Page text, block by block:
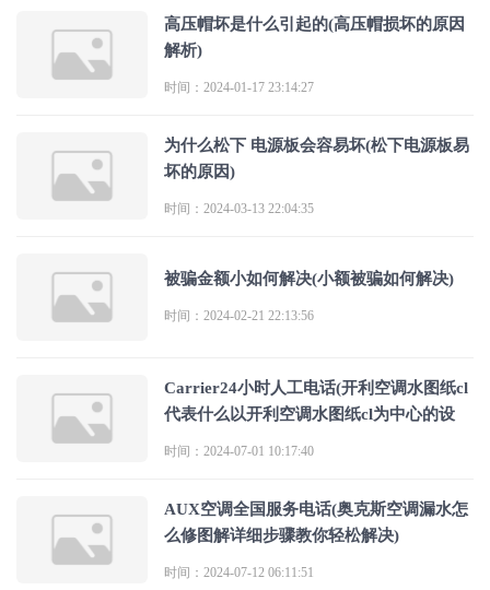
高压帽坏是什么引起的(高压帽损坏的原因
解析)
时间：2024-01-17 23:14:27
为什么松下 电源板会容易坏(松下电源板易
坏的原因)
时间：2024-03-13 22:04:35
被骗金额小如何解决(小额被骗如何解决)
时间：2024-02-21 22:13:56
Carrier24小时人工电话(开利空调水图纸cl
代表什么以开利空调水图纸cl为中心的设
时间：2024-07-01 10:17:40
AUX空调全国服务电话(奥克斯空调漏水怎
么修图解详细步骤教你轻松解决)
时间：2024-07-12 06:11:51